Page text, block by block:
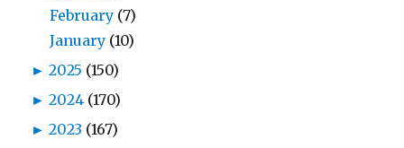
February (7)
January (10)
► 2025 (150)
► 2024 (170)
► 2023 (167)